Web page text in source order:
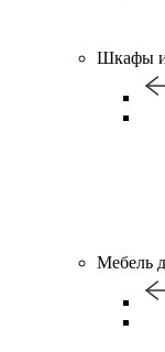
Шкафы и
Мебель